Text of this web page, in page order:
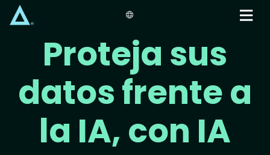
main
content
Proteja sus
datos frente a
la IA, con IA